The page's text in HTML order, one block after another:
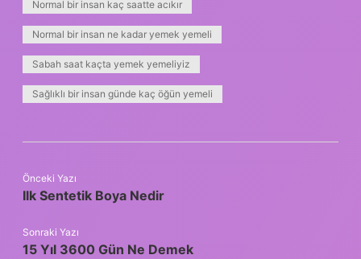
Normal bir insan kaç saatte acıkır
Normal bir insan ne kadar yemek yemeli
Sabah saat kaçta yemek yemeliyiz
Sağlıklı bir insan günde kaç öğün yemeli
Önceki Yazı
Ilk Sentetik Boya Nedir
Sonraki Yazı
15 Yıl 3600 Gün Ne Demek